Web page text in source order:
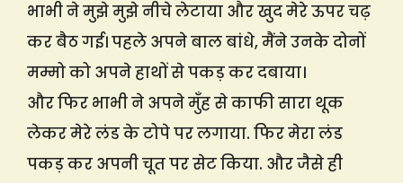
भाभी ने मुझे मुझे नीचे लेटाया और खुद मेरे ऊपर चढ़
कर बैठ गई। पहले अपने बाल बांधे, मैंने उनके दोनों
मम्मो को अपने हाथों से पकड़ कर दबाया।
और फिर भाभी ने अपने मुँह से काफी सारा थूक
लेकर मेरे लंड के टोपे पर लगाया. फिर मेरा लंड
पकड़ कर अपनी चूत पर सेट किया. और जैसे ही